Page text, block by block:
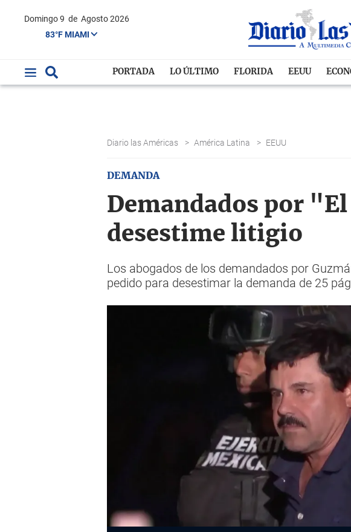
Domingo 9 de Agosto 2026
83°F MIAMI
PORTADA LO ÚLTIMO FLORIDA EEUU
Diario las Américas > América Latina > EEUU
DEMANDA
Demandados por
desestime litigio
Los abogados de los demandados por
pedido para desestimar la demanda de 25